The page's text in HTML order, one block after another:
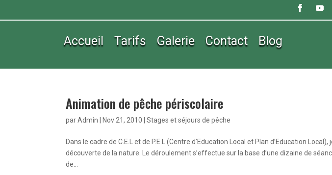
Accueil Tarifs Galerie Contact Blog
Animation de pêche périscolaire
parAdmin Nov 21, 2010 |Stages et séjours de pêche
Dans le cadre de C.E.L et de P.E.L (Centre d’Education Local et Plan d’Education
découverte de la nature. Le déroulement s’effectue sur la base d’une dizaine de
de...